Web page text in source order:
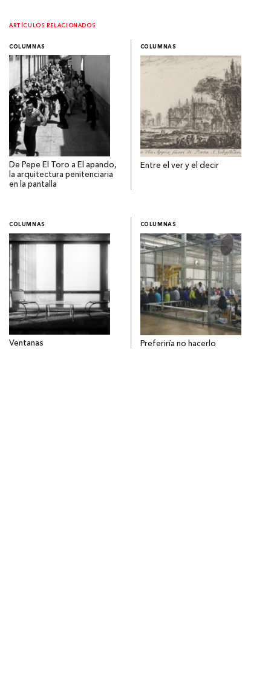
ARTÍCULOS RELACIONADOS
COLUMNAS
De Pepe El Toro a El apando,
la arquitectura penitenciaria
en la pantalla
COLUMNAS
Entre el ver y el decir
COLUMNAS
Ventanas
COLUMNAS
Preferiría no hacerlo